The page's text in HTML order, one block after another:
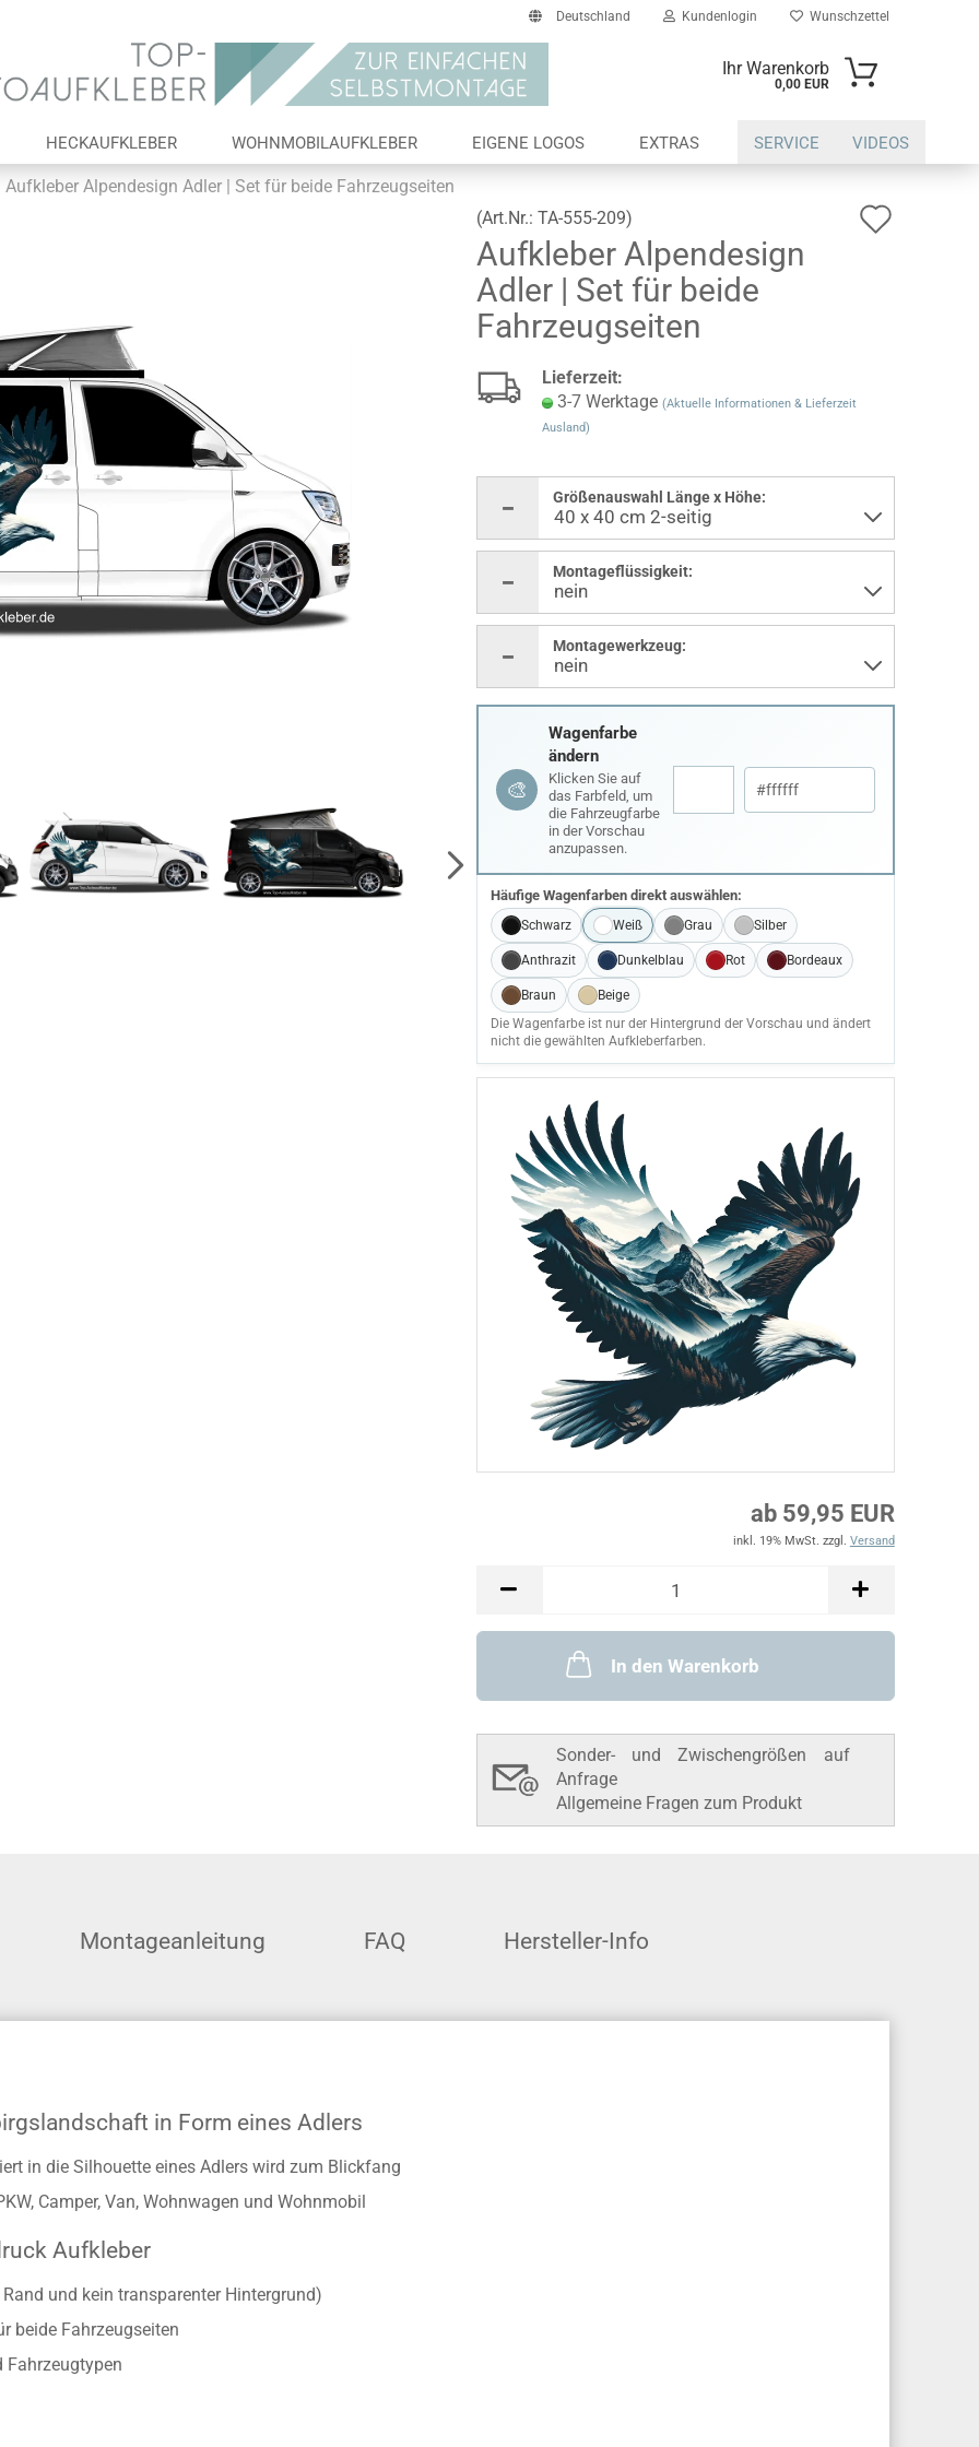
Deutschland
Lieferland
Kundenlogin
Konto erstellen
Passwort vergessen?
Wunschzettel
Ihr Warenkorb
0,00 EUR
HECKAUFKLEBER WOHNMOBILAUFKLEBER EIGENE LOGOS EXTRAS SERVICE VIDEOS
Aufkleber Alpendesign Adler | Set für beide Fahrzeugseiten
(Art.Nr.: TA-555-209)
Aufkleber Alpendesign
Adler | Set für beide
Fahrzeugseiten
Lieferzeit:
3-7 Werktage (Aktuelle Informationen & Lieferzeit
Ausland)
Größenauswahl Länge x Höhe:
Montageflüssigkeit:
Montagewerkzeug:
🎨
Wagenfarbe
ändern
Klicken Sie auf
das Farbfeld, um
die Fahrzeugfarbe
in der Vorschau
anzupassen.
Häufige Wagenfarben direkt auswählen:
Schwarz Weiß Grau Silber
Anthrazit Dunkelblau Rot Bordeaux
Braun
Beige
Die Wagenfarbe ist nur der Hintergrund der Vorschau und ändert
nicht die gewählten Aufkleberfarben.
ab 59,95 EUR
inkl. 19% MwSt. zzgl. Versand
In den Warenkorb
Sonder- und Zwischengrößen auf
Anfrage
Allgemeine Fragen zum Produkt
Montageanleitung FAQ Hersteller-Info
in Form eines Adlers
in die Silhouette eines Adlers wird zum Blickfang
Camper, Van, Wohnwagen und Wohnmobil
Aufkleber
und kein transparenter Hintergrund)
beide Fahrzeugseiten
Fahrzeugtypen